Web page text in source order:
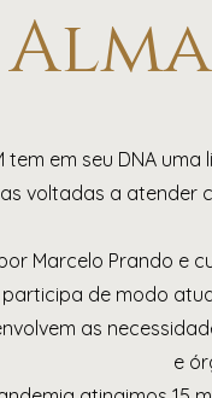
tem em seu DNA
voltadas a atender
Marcelo Prando e
participa de modo
as
e